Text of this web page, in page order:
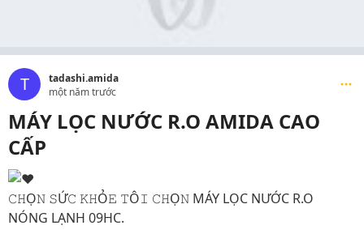
T
tadashi.amida
một năm trước
MÁY LỌC NƯỚC R.O AMIDA CAO
CẤP
𝙲𝙷Ọ𝙽 𝚂Ứ𝙲 𝙺𝙷Ỏ𝙴 𝚃Ô𝙸 𝙲𝙷Ọ𝙽 MÁY LỌC NƯỚC R.O
NÓNG LẠNH 09HC.